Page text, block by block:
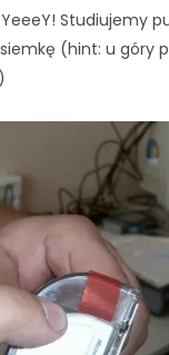
Studiujemy
(hint: u góry